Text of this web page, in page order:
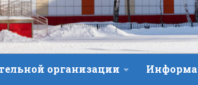
организации